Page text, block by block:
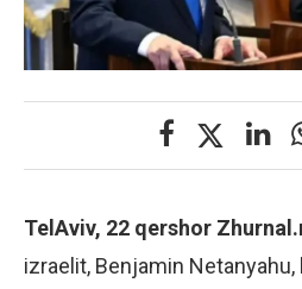
TelAviv, 22 qershor
izraelit, Benjamin